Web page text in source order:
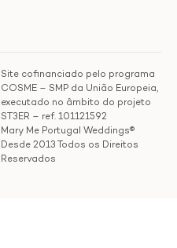
Site cofinanciado pelo programa
COSME – SMP da União Europeia,
executado no âmbito do projeto
ST3ER – ref. 101121592
Mary Me Portugal Weddings®
Desde 2013 Todos os Direitos
Reservados